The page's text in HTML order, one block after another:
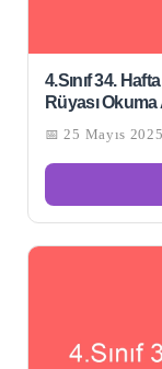
4.Sınıf 34.
Rüyası
📅 25 Mayıs 2025